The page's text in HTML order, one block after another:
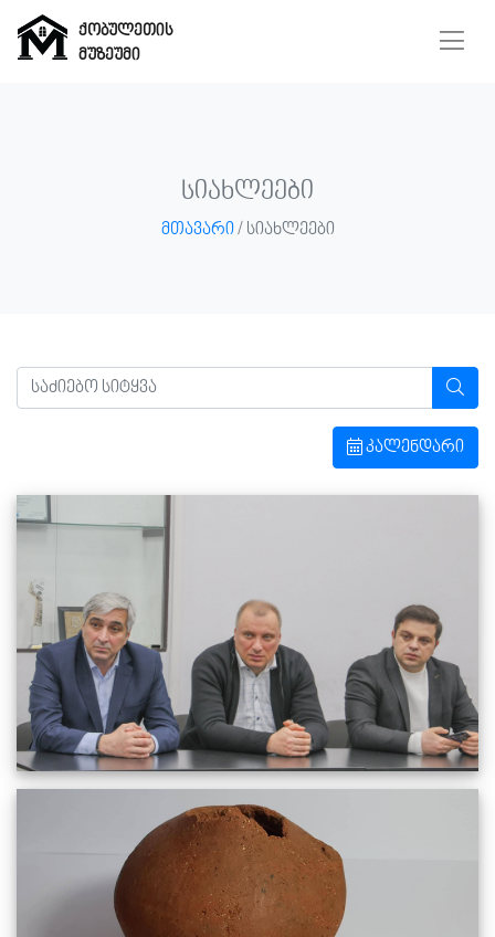
ქობულეთის
მუზეუმი
ჩვენ
სიახლეები
გალერეა
კონტაქტი
სიახლეები
მთავარი/ სიახლეები
კალენდარი
გასვლითი შეხვედრების ფარგლებში, მინისტრი, ელისო
04.02.2026 სრულიად
ქობულეთის მუზეუმი აგრძელებს ისტორიული და
კულტურული მემკვიდრეობის კვლევას და
საზოგადოებისთვის გაცნობას.
31.01.2026